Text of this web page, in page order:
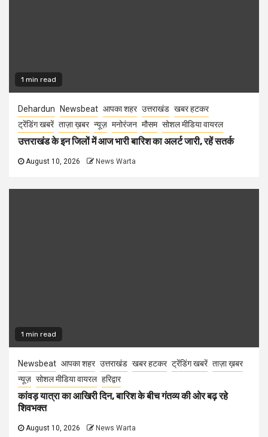
1 min read
Dehardun Newsbeat आपका शहर उत्तराखंड खबर हटकर
ट्रेंडिंग खबरें ताज़ा ख़बर न्यूज़ मनोरंजन मौसम सोशल मीडिया वायरल
उत्तराखंड के इन जिलों में आज भारी बारिश का अलर्ट जारी, रहें सतर्क
August 10, 2026 News Warta
1 min read
Newsbeat आपका शहर उत्तराखंड खबर हटकर ट्रेंडिंग खबरें ताज़ा ख़बर
न्यूज़ सोशल मीडिया वायरल हरिद्वार
कांवड़ यात्रा का आखिरी दिन, बारिश के बीच गंतव्य की ओर बढ़ रहे
शिवभक्त
August 10, 2026 News Warta